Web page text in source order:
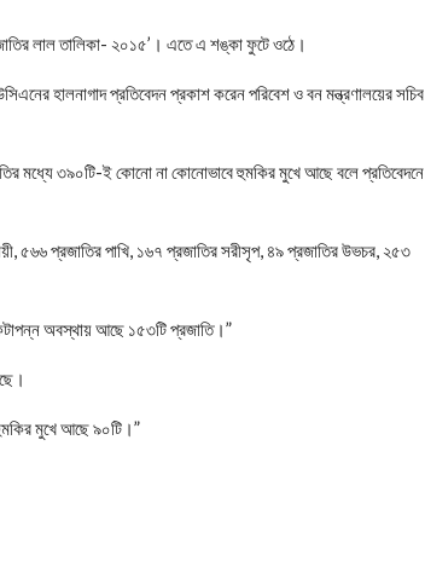
লাল তালিকা- ২০১৫’। এতে এ শঙ্কা ফুটে ওঠে।
হালনাগাদ প্রতিবেদন প্রকাশ করেন পরিবেশ ও বন মন্ত্রণালয়ের সচিব
মধ্যে ৩৯০টি-ই কোনো না কোনোভাবে হুমকির মুখে আছে বলে প্রতিবেদনে
৫৬৬ প্রজাতির পাখি, ১৬৭ প্রজাতির সরীসৃপ, ৪৯ প্রজাতির উভচর, ২৫৩
অবস্থায় আছে ১৫৩টি প্রজাতি।”
মুখে আছে ৯০টি।”